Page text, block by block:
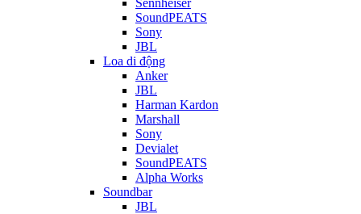
Sennheiser
SoundPEATS
Sony
JBL
Loa di động
Anker
JBL
Harman Kardon
Marshall
Sony
Devialet
SoundPEATS
Alpha Works
Soundbar
JBL